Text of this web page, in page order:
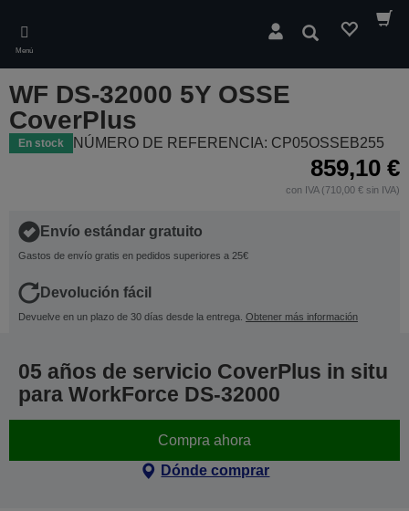
main
content
Menú
Buscar
WF DS-32000 5Y OSSE
CoverPlus
En stock NÚMERO DE REFERENCIA: CP05OSSEB255
859,10 €
con IVA (710,00 € sin IVA)
Envío estándar gratuito
Gastos de envío gratis en pedidos superiores a 25€
Devolución fácil
Devuelve en un plazo de 30 días desde la entrega. Obtener más información
05 años de servicio CoverPlus in situ
para WorkForce DS-32000
Compra ahora
Dónde comprar